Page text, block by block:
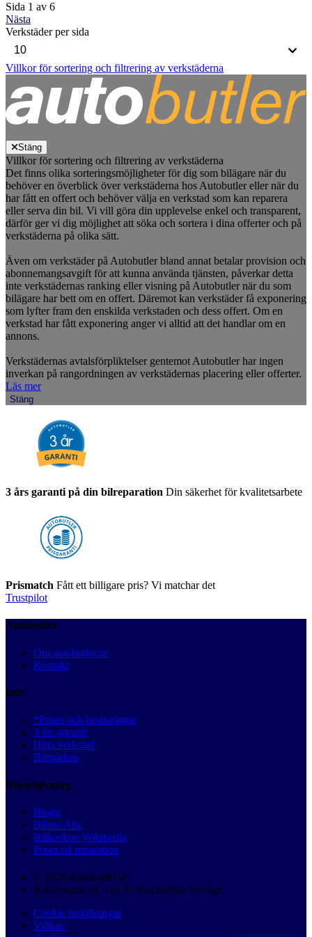
Sida 1 av 6
Nästa
Verkstäder per sida
Villkor för sortering och filtrering av verkstäderna
Stäng
Villkor för sortering och filtrering av verkstäderna
Det finns olika sorteringsmöjligheter för dig som bilägare när du
behöver en överblick över verkstäderna hos Autobutler eller när du
har fått en offert och behöver välja en verkstad som kan reparera
eller serva din bil. Vi vill göra din upplevelse enkel och transparent,
därför ger vi dig möjlighet att söka och sortera i dina offerter och på
verkstäderna på olika sätt.
Även om verkstäder på Autobutler bland annat betalar provision och
abonnemangsavgift för att kunna använda tjänsten, påverkar detta
inte verkstädernas ranking eller visning på Autobutler när du som
bilägare har bett om en offert. Däremot kan verkstäder få exponering
som lyfter fram den enskilda verkstaden och dess offert. Om en
verkstad har fått exponering anger vi alltid att det handlar om en
annons.
Verkstädernas avtalsförpliktelser gentemot Autobutler har ingen
inverkan på rangordningen av verkstädernas placering eller offerter.
Läs mer
Stäng
3 års garanti på din bilreparation Din säkerhet för kvalitetsarbete
Prismatch Fått ett billigare pris? Vi matchar det
Trustpilot
Autobutler
Om autobutler.se
Kontakt
Info
*Priser och besparingar
3 års garanti
Hitta verkstad
Bilmärken
Bilrådgivning
Blogg
Bilens Abc
Billexikon Wikipedia
Priser på reparation
© 2026 Autobutler.se
Karlavägen 18, 114 31 Stockholm, Sverige
Cookie inställningar
Villkor